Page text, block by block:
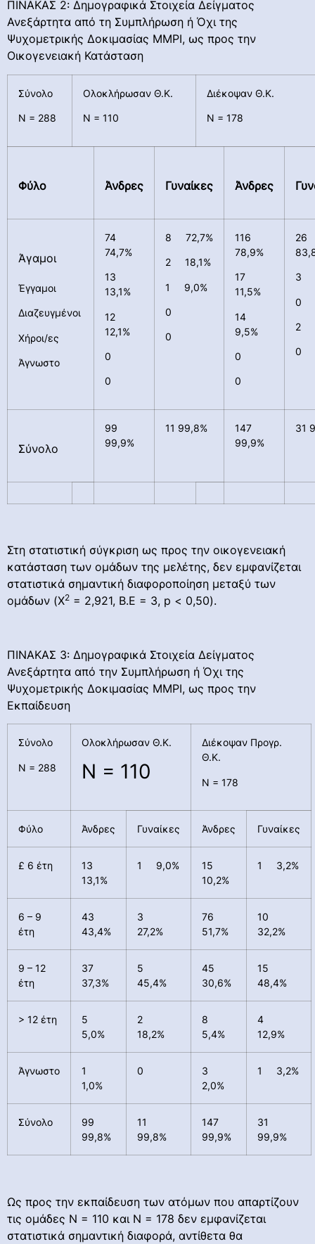
ΠΙΝΑΚΑΣ 2: Δημογραφικά Στοιχεία Δείγματος
Ανεξάρτητα από τη Συμπλήρωση ή Όχι της
Ψυχομετρικής Δοκιμασίας ΜΜΡΙ, ως προς την
Οικογενειακή Κατάσταση
Σύνολο
Ν = 288
Ολοκλήρωσαν Θ.Κ.
Ν = 110
Διέκοψαν Θ.Κ.
Ν = 178
Φύλο Άνδρες Γυναίκες Άνδρες
Άγαμοι
Έγγαμοι
Διαζευγμένοι
Χήροι/ες
Άγνωστο
74
74,7%
13
13,1%
12
12,1%
0
0
8 72,7%
2 18,1%
1 9,0%
0
0
116
78,9%
17
11,5%
14
9,5%
0
0
3
0
2
0
Σύνολο
99
99,9%
11 99,8%
147
99,9%
31
Στη στατιστική σύγκριση ως προς την οικογενειακή
κατάσταση των ομάδων της μελέτης, δεν εμφανίζεται
στατιστικά σημαντική διαφοροποίηση μεταξύ των
ομάδων (Χ2 = 2,921, Β.Ε = 3, p < 0,50).
ΠΙΝΑΚΑΣ 3: Δημογραφικά Στοιχεία Δείγματος
Ανεξάρτητα από την Συμπλήρωση ή Όχι της
Ψυχομετρικής Δοκιμασίας ΜΜΡΙ, ως προς την
Εκπαίδευση
Σύνολο
Ν = 288
Ολοκλήρωσαν Θ.Κ.
Ν = 110
Διέκοψαν Προγρ.
Θ.Κ.
Ν = 178
Φύλο Άνδρες Γυναίκες Άνδρες Γυναίκες
£ 6 έτη
13
13,1%
1 9,0%
15
10,2%
1 3,2%
6 – 9
έτη
43
43,4%
3
27,2%
76
51,7%
10
32,2%
9 – 12
έτη
37
37,3%
5
45,4%
45
30,6%
15
48,4%
> 12 έτη
5
5,0%
2
18,2%
8
5,4%
4
12,9%
Άγνωστο
1
1,0%
0
3
2,0%
1 3,2%
Σύνολο
99
99,8%
11
99,8%
147
99,9%
31
99,9%
Ως προς την εκπαίδευση των ατόμων που απαρτίζουν
τις ομάδες Ν = 110 και Ν = 178 δεν εμφανίζεται
στατιστικά σημαντική διαφορά, αντίθετα θα